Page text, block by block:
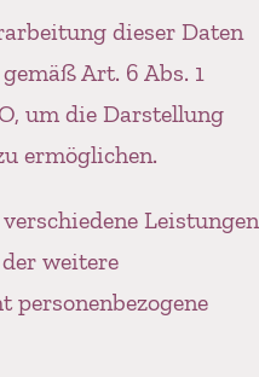
dieser Daten
Art. 6 Abs. 1
um die Darstellung
ermöglichen.
Leistungen
weitere
personenbezogene